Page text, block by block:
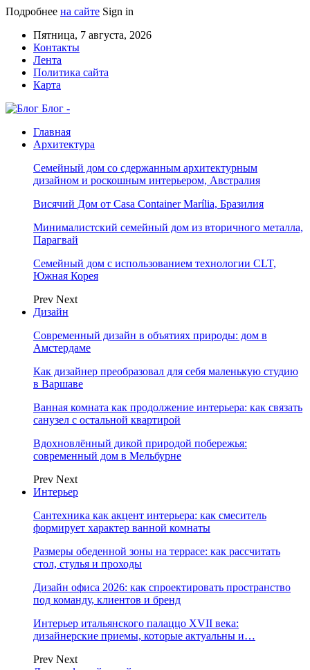
Подробнее на сайте Sign in
Пятница, 7 августа, 2026
Контакты
Лента
Политика сайта
Карта
Блог -
Главная
Архитектура
Семейный дом со сдержанным архитектурным
дизайном и роскошным интерьером, Австралия
Висячий Дом от Casa Container Marília, Бразилия
Минималистский семейный дом из вторичного металла,
Парагвай
Семейный дом с использованием технологии CLT,
Южная Корея
Prev Next
Дизайн
Современный дизайн в объятиях природы: дом в
Амстердаме
Как дизайнер преобразовал для себя маленькую студию
в Варшаве
Ванная комната как продолжение интерьера: как связать
санузел с остальной квартирой
Вдохновлённый дикой природой побережья:
современный дом в Мельбурне
Prev Next
Интерьер
Сантехника как акцент интерьера: как смеситель
формирует характер ванной комнаты
Размеры обеденной зоны на террасе: как рассчитать
стол, стулья и проходы
Дизайн офиса 2026: как спроектировать пространство
под команду, клиентов и бренд
Интерьер итальянского палаццо XVII века:
дизайнерские приемы, которые актуальны и…
Prev Next